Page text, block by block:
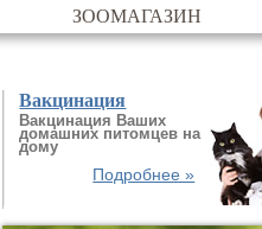
ЗООМАГАЗИН
Вакцинация
Вакцинация Ваших
домашних питомцев на
дому
Подробнее »